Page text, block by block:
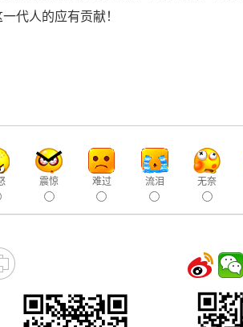
代人的应有贡献！
震惊 难过 流泪 无奈